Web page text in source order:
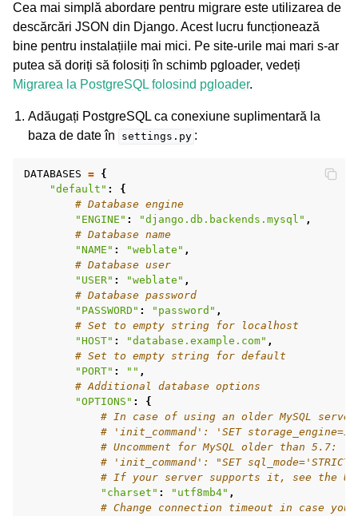
Cea mai simplă abordare pentru migrare este utilizarea de
descărcări JSON din Django. Acest lucru funcționează
bine pentru instalațiile mai mici. Pe site-urile mai mari s-ar
putea să doriți să folosiți în schimb pgloader, vedeți
Migrarea la PostgreSQL folosind pgloader.
Adăugați PostgreSQL ca conexiune suplimentară la
baza de date în
settings.py :
DATABASES = {
"default" :
{
# Database engine
"ENGINE" : "django.db.backends.mysql" ,
# Database name
"NAME" : "weblate" ,
# Database user
"USER" : "weblate" ,
# Database password
"PASSWORD" : "password" ,
# Set to empty string for localhost
"HOST" : "database.example.com" ,
# Set to empty string for default
"PORT" : "" ,
# Additional database options
"OPTIONS" :
{
# In case of using an older MySQL
# 'init_command': 'SET
# Uncomment for MySQL older than 5.7:
# 'init_command': "SET
# If your server supports it, see the
"charset" : "utf8mb4" ,
# Change connection timeout in case you